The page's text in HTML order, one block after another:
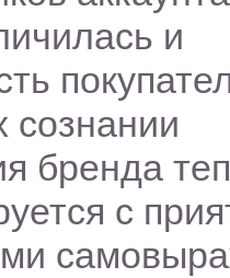
и
сознании
бренда
с